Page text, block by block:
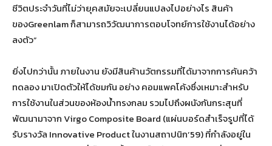
ชีวิตประจำวันที่ไม่ว่ายุคสมัยจะเปลี่ยนแปลงไปอย่างไร สินค้า
ของGreenlam ก็สามารถวิวัฒนาการตอบโจทย์การใช้งานได้อย่าง
ลงตัว”
ยิ่งไปกว่านั้น ภายในงาน ยังมีสินค้านวัตกรรมที่ได้มาจากการค้นคว้า
ทดลอง มาเปิดตัวให้ได้ชมกัน อย่าง คอมแพคโค้งซึ่งเหมาะสำหรับ
การใช้งานในส่วนของห้องน้ำทรงกลม รวมไปถึงผนังกันกระสุนที่
พัฒนามาจาก Virgo Composite Board (แผ่นบอร์ดสำเร็จรูปที่ได้
รับรางวัล Innovative Product ในงานสถาปนิก’59) ที่กำลังอยู่ใน